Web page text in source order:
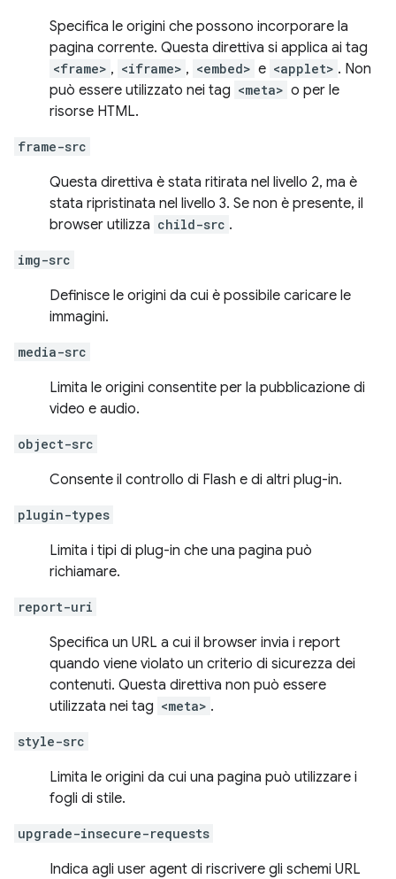
Specifica le origini che possono incorporare la
pagina corrente. Questa direttiva si applica ai tag
<frame> , <iframe> , <embed> e <applet> . Non
può essere utilizzato nei tag <meta> o per le
risorse HTML.
frame-src
Questa direttiva è stata ritirata nel livello 2, ma è
stata ripristinata nel livello 3. Se non è presente, il
browser utilizza child-src .
img-src
Definisce le origini da cui è possibile caricare le
immagini.
media-src
Limita le origini consentite per la pubblicazione di
video e audio.
object-src
Consente il controllo di Flash e di altri plug-in.
plugin-types
Limita i tipi di plug-in che una pagina può
richiamare.
report-uri
Specifica un URL a cui il browser invia i report
quando viene violato un criterio di sicurezza dei
contenuti. Questa direttiva non può essere
utilizzata nei tag <meta> .
style-src
Limita le origini da cui una pagina può utilizzare i
fogli di stile.
upgrade-insecure-requests
Indica agli user agent di riscrivere gli schemi URL